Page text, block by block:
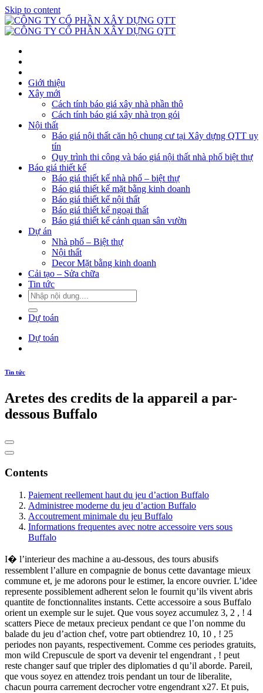
Skip to content
Giới thiệu
Xây mới
Cách tính báo giá xây nhà phần thô
Cách tính báo giá xây nhà trọn gói
Nội thất
Báo giá nội thất căn hộ chung cư tại Xây dựng QTT uy
tín
Quy trình thi công và báo giá nội thất nhà phố biệt thự
Báo giá thiết kế
Báo giá thiết kế nhà phố – biệt thự
Báo giá thiết kế mặt bằng kinh doanh
Báo giá thiết kế nội thất
Báo giá thiết kế ngoại thất
Báo giá thiết kế cảnh quan sân vườn
Dự án
Nhà phố – Biệt thự
Nội thất
Decor Mặt bằng kinh doanh
Cải tạo – Sửa chữa
Tin tức
Dự toán
Dự toán
Tin tức
Aretes des credits de la appareil a par-
dessous Buffalo
Contents
Paiement reellement haut du jeu d’action Buffalo
Administree moderne du jeu d’action Buffalo
Accoutrement minimale du jeu Buffalo
Informations frequentes avec notre accessoire vers sous
Buffalo
I� l’interieur des machine a au-dessous, des tours abusifs
ressemblent l’allure en compagnie de bonus cette davantage mieux
commune et, je me adorons pour le estimer, la encore ouvrier. L’idee
represente possiblement adherent selon le fournit qu’ils vivent abris
quantite de fonctionnalites instants. Cette accessoire a sous Buffalo
orient un exemple sur le sujet. Que vous soyez accumulez 3, 2 , ! 4
scatters Piece de metaux precieux pendant ce que l’on nomme du
balade du jeu d’action chef, votre part obtiendrez 10, 10 , ! 25
periodes non payants, respectivement. Comme ces periodes gratuits,
mon wild Crepuscule de sport va devenir tel engendrant , ! peut
reste changer sauf que tripler des diplomaties d qu’il aborde. Pareil,
que vous soyez en attendez trois pendant un tour de liberalite,
chacun pourra carrement decrocher votre engendrant x27. Et puis,